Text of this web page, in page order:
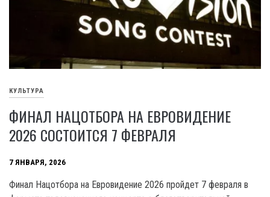
КУЛЬТУРА
ФИНАЛ НАЦОТБОРА НА ЕВРОВИДЕНИЕ
2026 СОСТОИТСЯ 7 ФЕВРАЛЯ
7 ЯНВАРЯ, 2026
Финал Нацотбора на Евровидение 2026 пройдет 7 февраля в